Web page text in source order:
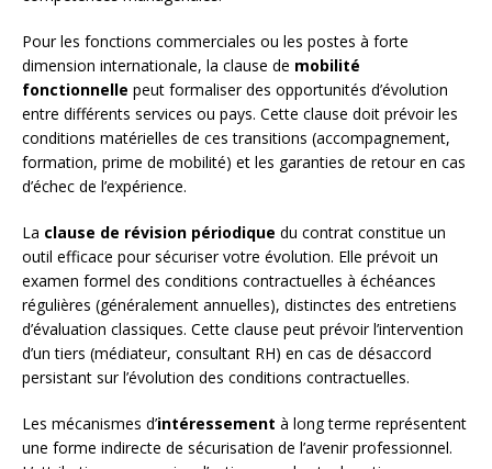
Pour les fonctions commerciales ou les postes à forte
dimension internationale, la clause de mobilité
fonctionnelle peut formaliser des opportunités d’évolution
entre différents services ou pays. Cette clause doit prévoir les
conditions matérielles de ces transitions (accompagnement,
formation, prime de mobilité) et les garanties de retour en cas
d’échec de l’expérience.
La clause de révision périodique du contrat constitue un
outil efficace pour sécuriser votre évolution. Elle prévoit un
examen formel des conditions contractuelles à échéances
régulières (généralement annuelles), distinctes des entretiens
d’évaluation classiques. Cette clause peut prévoir l’intervention
d’un tiers (médiateur, consultant RH) en cas de désaccord
persistant sur l’évolution des conditions contractuelles.
Les mécanismes d’intéressement à long terme représentent
une forme indirecte de sécurisation de l’avenir professionnel.